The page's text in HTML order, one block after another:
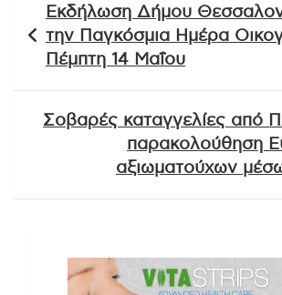
άρθρων
Εκδήλωση Δήμου
την Παγκόσμια Ημέρα
Πέμπτη 14 Μαΐου
Σοβαρές καταγγελίες από
παρακολούθηση
αξιωματούχων